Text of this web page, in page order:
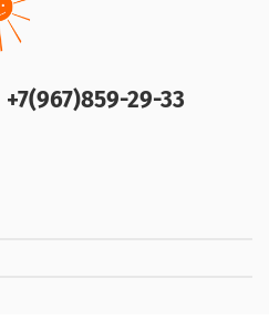
+7(967)859-29-33